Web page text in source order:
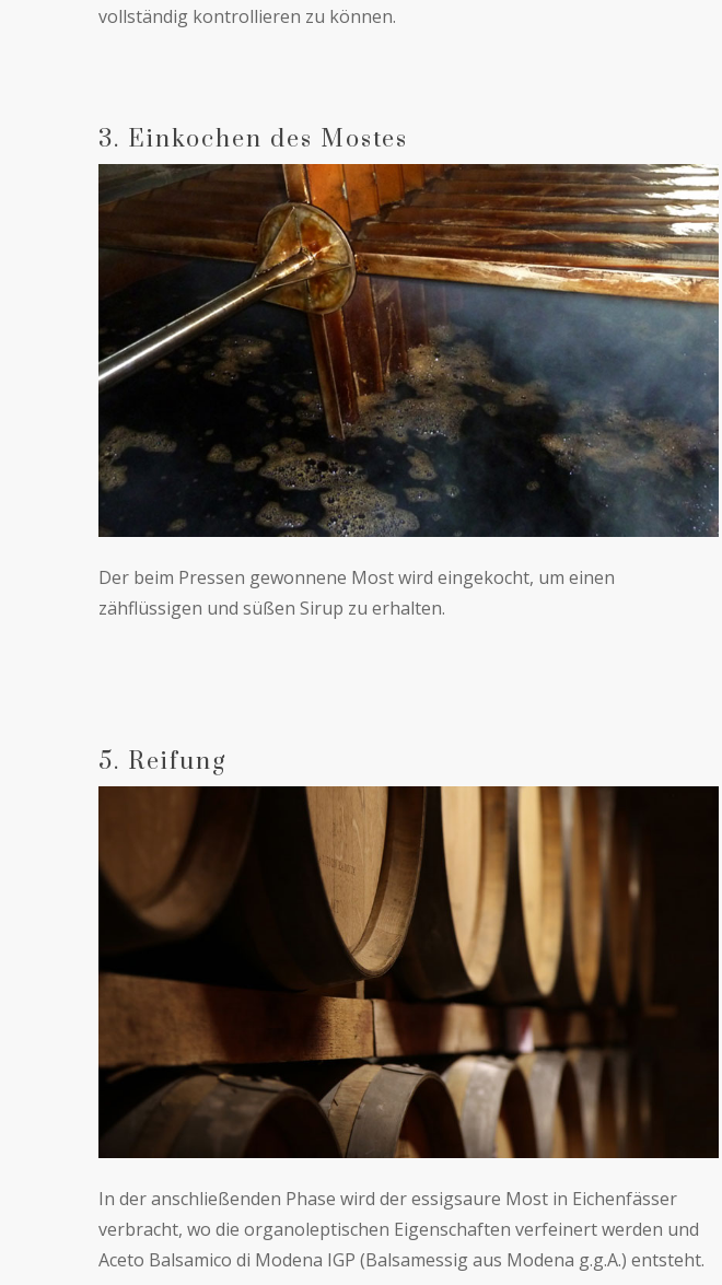
vollständig kontrollieren zu können.
3. Einkochen des Mostes
Der beim Pressen gewonnene Most wird eingekocht, um einen
zähflüssigen und süßen Sirup zu erhalten.
5. Reifung
In der anschließenden Phase wird der essigsaure Most in Eichenfässer
verbracht, wo die organoleptischen Eigenschaften verfeinert werden und
Aceto Balsamico di Modena IGP (Balsamessig aus Modena g.g.A.) entsteht.